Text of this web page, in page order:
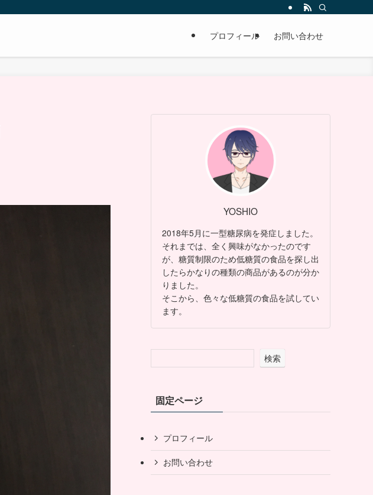
プロフィール お問い合わせ
YOSHIO
2018年5月に一型糖尿病を発症しました。
それまでは、全く興味がなかったのです
が、糖質制限のため低糖質の食品を探し出
したらかなりの種類の商品があるのが分か
りました。
そこから、色々な低糖質の食品を試してい
ます。
検索
固定ページ
プロフィール
お問い合わせ